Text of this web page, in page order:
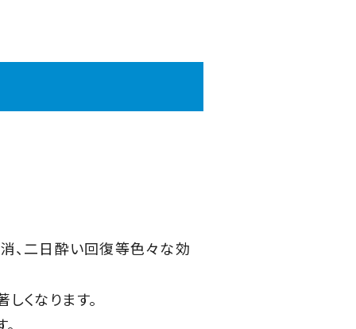
、二日酔い回復等色々な効
くなります。